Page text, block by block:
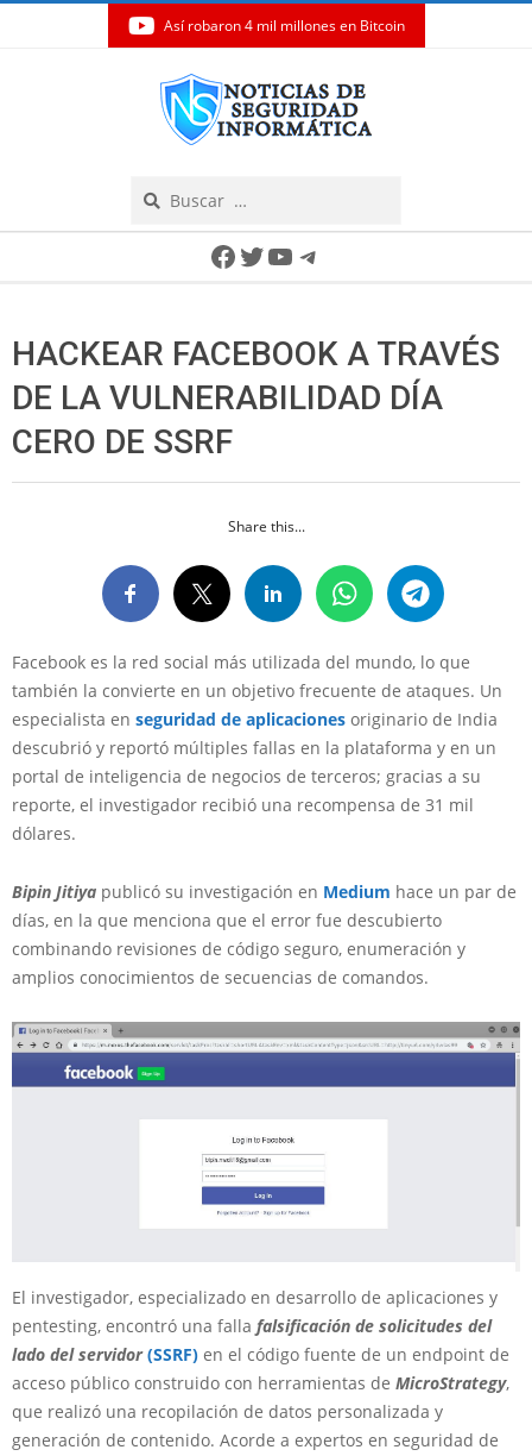
Así robaron 4 mil millones en Bitcoin
Facebook
Twitter
YouTube
Telegram
HACKEAR FACEBOOK A TRAVÉS
DE LA VULNERABILIDAD DÍA
CERO DE SSRF
Share this...
Facebook es la red social más utilizada del mundo, lo que
también la convierte en un objetivo frecuente de ataques. Un
especialista en seguridad de aplicaciones originario de India
descubrió y reportó múltiples fallas en la plataforma y en un
portal de inteligencia de negocios de terceros; gracias a su
reporte, el investigador recibió una recompensa de 31 mil
dólares.
Bipin Jitiya publicó su investigación en Medium hace un par de
días, en la que menciona que el error fue descubierto
combinando revisiones de código seguro, enumeración y
amplios conocimientos de secuencias de comandos.
El investigador, especializado en desarrollo de aplicaciones y
pentesting, encontró una falla falsificación de solicitudes del
lado del servidor (SSRF) en el código fuente de un endpoint de
acceso público construido con herramientas de MicroStrategy,
que realizó una recopilación de datos personalizada y
generación de contenido. Acorde a expertos en seguridad de